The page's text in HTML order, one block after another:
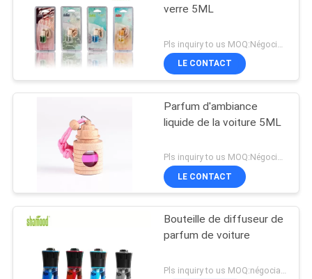
verre 5ML
LE CONTACT
Parfum d'ambiance
liquide de la voiture 5ML
Pls inquiry to us MOQ:Négociation
LE CONTACT
Bouteille de diffuseur de
parfum de voiture
Pls inquiry to us MOQ:négociation